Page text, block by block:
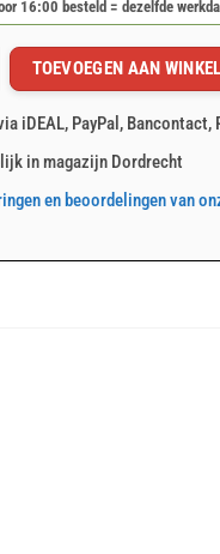
16:00 besteld = dezelfde
maat gemaakt aantal
TOEVOEGEN AAN
iDEAL, PayPal,
in magazijn Dordrecht
en beoordelingen van